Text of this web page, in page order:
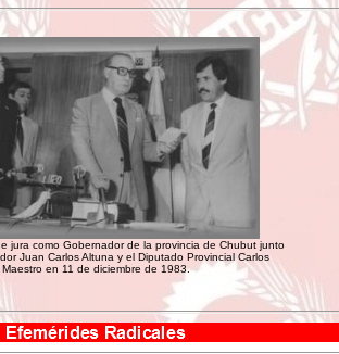
jura como Gobernador de la provincia de Chubut junto
Juan Carlos Altuna y el Diputado Provincial Carlos
Maestro en 11 de diciembre de 1983.